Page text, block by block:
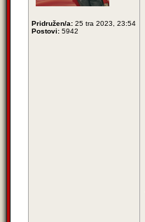
Pridružen/a: 25 tra 2023, 23:54
Postovi: 5942